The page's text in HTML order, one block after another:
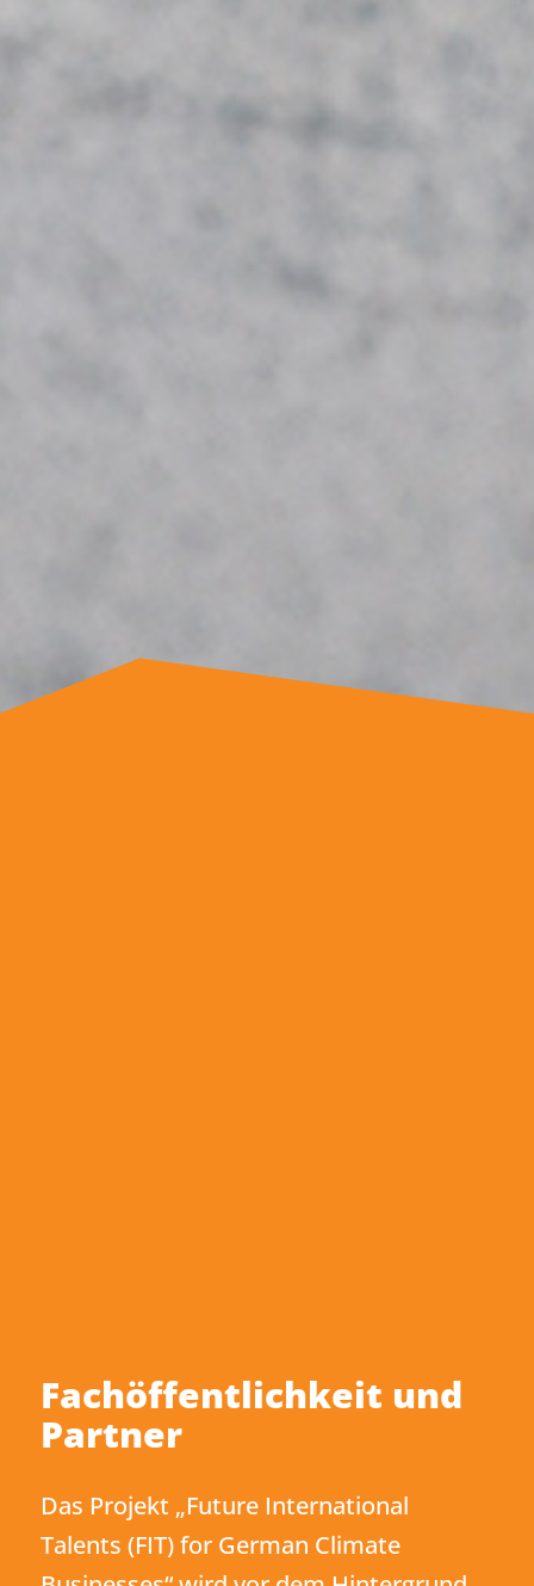
Fach­öffent­lichkeit und
Partner
Das Projekt „Future International
Talents (FIT) for German Climate